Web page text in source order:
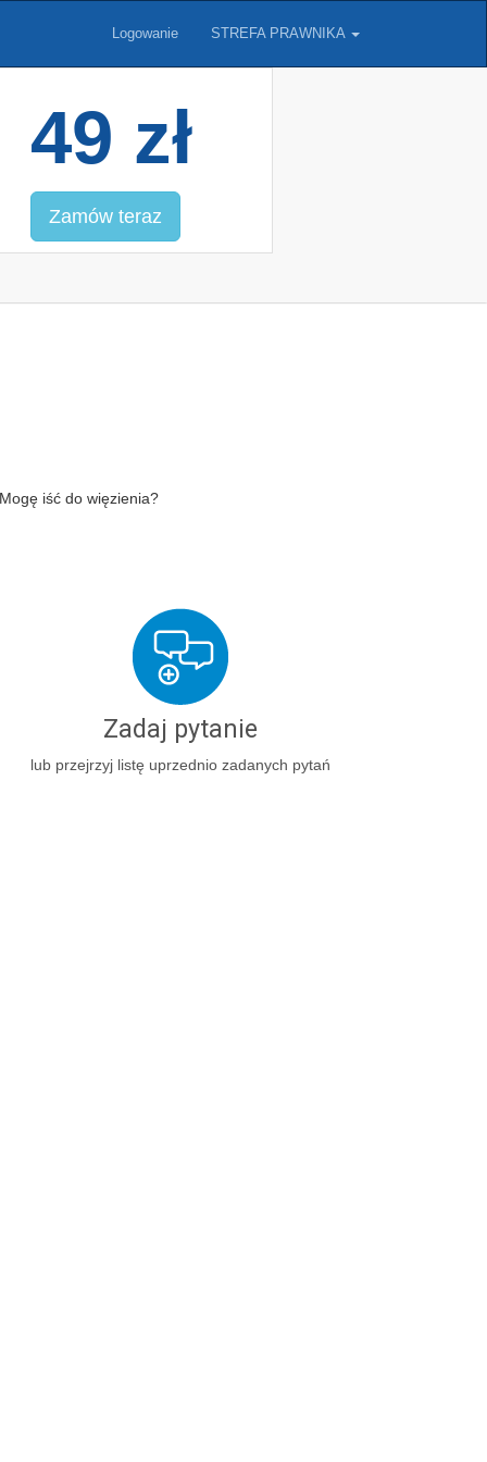
Logowanie STREFA PRAWNIKA
49 zł
Zamów teraz
iść do więzienia?
Zadaj pytanie
lub przejrzyj listę uprzednio zadanych pytań